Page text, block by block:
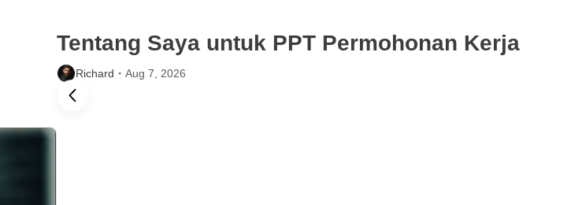
Tentang Saya untuk PPT Permohonan Kerja
Richard・ Aug 7, 2026